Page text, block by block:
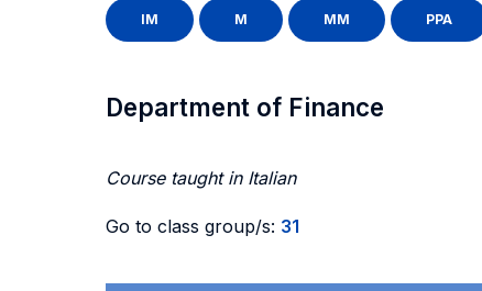
IM M MM PPA
Department of Finance
Course taught in Italian
Go to class group/s: 31